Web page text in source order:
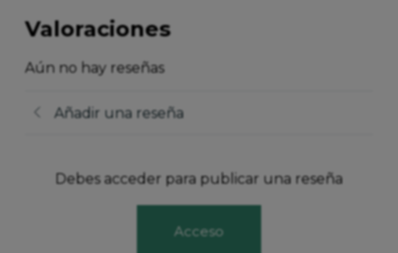
Valoraciones
Aún no hay reseñas
Añadir una reseña
Debes acceder para publicar una reseña
Acceso